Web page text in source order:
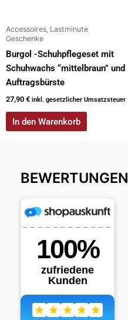
Accessoires, Lastminute
Geschenke
Burgol -Schuhpflegeset mit
Schuhwachs “mittelbraun” und
Auftragsbürste
27,90 € inkl. gesetzlicher Umsatzsteuer
In den Warenkorb
BEWERTUNGEN